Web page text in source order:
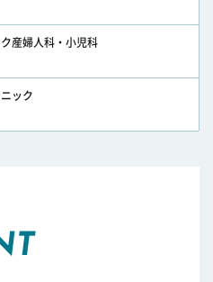
産婦人科・小児科
ック